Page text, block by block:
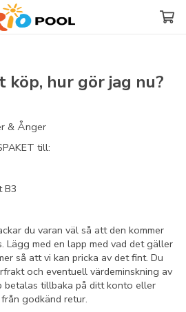
köp, hur gör jag nu?
& Ånger
till:
B3
du varan väl så att den kommer
Lägg med en lapp med vad det gäller
så att vi kan pricka av det fint. Du
och eventuell värdeminskning av
betalas tillbaka på ditt konto eller
godkänd retur.